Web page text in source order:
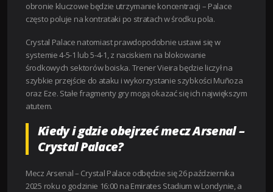
obronie kluczowe będzie utrzymanie koncentracji – Palace
często poluje na kontrataki po stratach w środku pola.
Crystal Palace natomiast prawdopodobnie ustawi się w
systemie 4-5-1 lub 5-4-1, z naciskiem na blokowanie
środkowych sektorów boiska. Trener Vieira będzie liczył na
szybkie przejście do ataku i wykorzystanie szybkości Muñoza
oraz Eze. Stałe fragmenty gry mogą okazać się ich największym
atutem.
Kiedy i gdzie obejrzeć mecz Arsenal –
Crystal Palace?
Mecz Arsenal – Crystal Palace odbędzie się 26 października
2025 roku o godzinie 16:00 na Emirates Stadium w Londynie, a